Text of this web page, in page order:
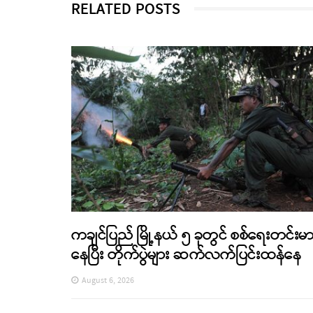
RELATED POSTS
ကချင်ပြည် မြို့နယ် ၅ ခုတွင် စစ်ရေးတင်းမ
နေပြီး တိုက်ပွဲများ ဆက်လက်ပြင်းထန်နေ
August 6, 2026